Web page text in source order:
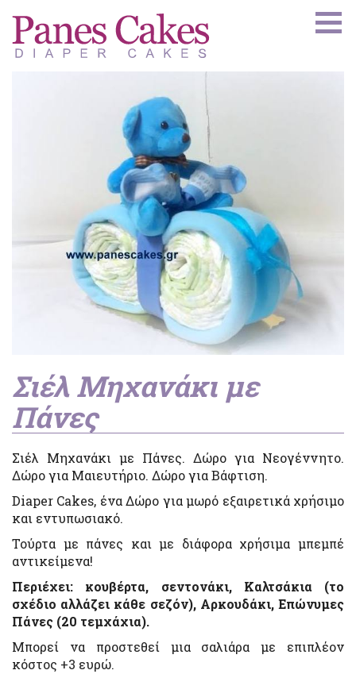
Σιέλ Μηχανάκι με
Πάνες
Σιέλ Μηχανάκι με Πάνες. Δώρο για Νεογέννητο.
Δώρο για Μαιευτήριο. Δώρο για Βάφτιση.
Diaper Cakes, ένα Δώρο για μωρό εξαιρετικά χρήσιμο
και εντυπωσιακό.
Τούρτα με πάνες και με διάφορα χρήσιμα μπεμπέ
αντικείμενα!
Περιέχει: κουβέρτα, σεντονάκι, Καλτσάκια (το
σχέδιο αλλάζει κάθε σεζόν), Αρκουδάκι, Επώνυμες
Πάνες (20 τεμχάχια).
Μπορεί να προστεθεί μια σαλιάρα με επιπλέον
κόστος +3 ευρώ.